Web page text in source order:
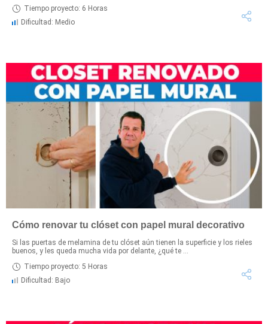
Tiempo proyecto: 6 Horas
Dificultad: Medio
Cómo renovar tu clóset con papel mural decorativo
Si las puertas de melamina de tu clóset aún tienen la superficie y los rieles
buenos, y les queda mucha vida por delante, ¿qué te ...
Tiempo proyecto: 5 Horas
Dificultad: Bajo